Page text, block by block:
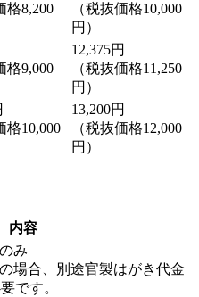
格8,200
（税抜価格10,000
円）
格9,000
12,375円
（税抜価格11,250
円）
格10,000
13,200円
（税抜価格12,000
円）
内容
み
場合、別途官製はがき代金
です。